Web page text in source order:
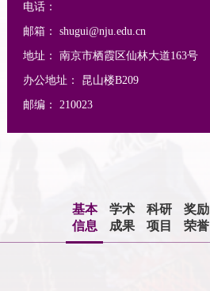
电话：
邮箱： shugui@nju.edu.cn
地址： 南京市栖霞区仙林大道163号
办公地址： 昆山楼B209
邮编： 210023
基本
信息
学术
成果
科研
项目
奖励
荣誉